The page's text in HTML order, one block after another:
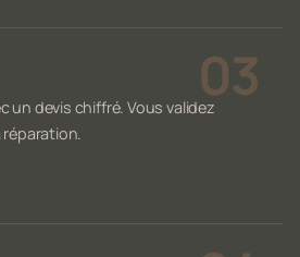
un devis chiffré. Vous validez
réparation.